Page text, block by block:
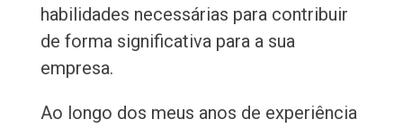
habilidades necessárias para contribuir
de forma significativa para a sua
empresa.
Ao longo dos meus anos de experiência